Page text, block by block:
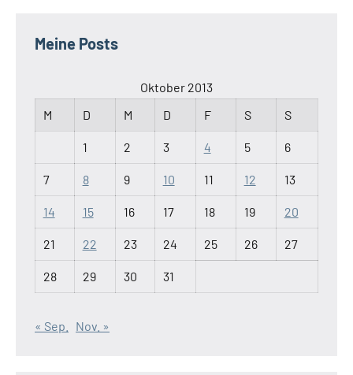
Meine Posts
Oktober 2013
M
D M D F S S
1 2 3 4 5 6
7 8 9 10 11 12 13
14 15 16 17 18 19 20
21 22 23 24 25 26 27
28 29 30 31
« Sep. Nov. »